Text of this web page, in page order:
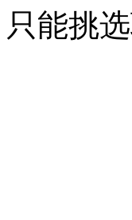
只能挑